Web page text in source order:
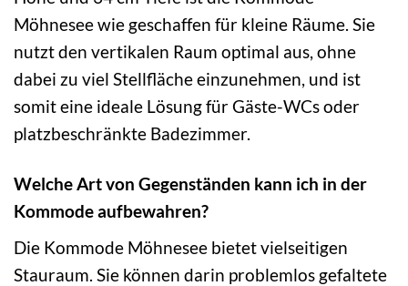
Möhnesee wie geschaffen für kleine Räume. Sie
nutzt den vertikalen Raum optimal aus, ohne
dabei zu viel Stellfläche einzunehmen, und ist
somit eine ideale Lösung für Gäste-WCs oder
platzbeschränkte Badezimmer.
Welche Art von Gegenständen kann ich in der
Kommode aufbewahren?
Die Kommode Möhnesee bietet vielseitigen
Stauraum. Sie können darin problemlos gefaltete